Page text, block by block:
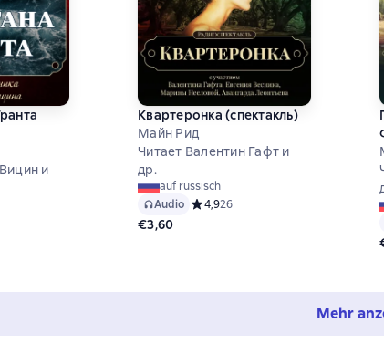
и
4,9 на основе 57 оценок
Квартеронка (спектакль)
Майн Рид
Читает Валентин Гафт и
др.
auf russisch
Audio Средний рейтинг 4,9 на основе 26
4,926
€3,60
Mehr